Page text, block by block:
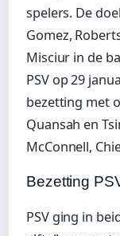
spelers. De
Gomez,
Misciur in de
PSV op 29
bezetting met
Quansah en
McConnell,
Bezetting
PSV ging in